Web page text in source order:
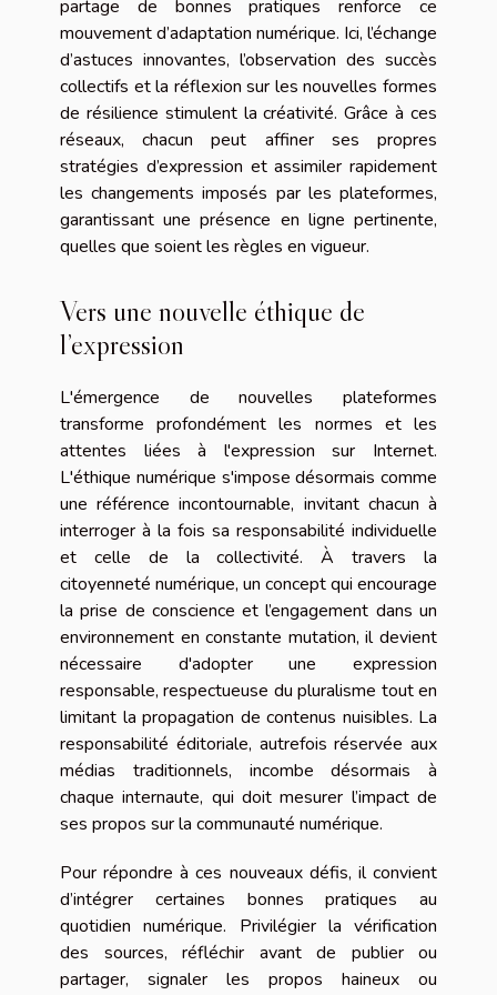
partage de bonnes pratiques renforce ce
mouvement d’adaptation numérique. Ici, l’échange
d’astuces innovantes, l’observation des succès
collectifs et la réflexion sur les nouvelles formes
de résilience stimulent la créativité. Grâce à ces
réseaux, chacun peut affiner ses propres
stratégies d’expression et assimiler rapidement
les changements imposés par les plateformes,
garantissant une présence en ligne pertinente,
quelles que soient les règles en vigueur.
Vers une nouvelle éthique de
l’expression
L'émergence de nouvelles plateformes
transforme profondément les normes et les
attentes liées à l'expression sur Internet.
L'éthique numérique s'impose désormais comme
une référence incontournable, invitant chacun à
interroger à la fois sa responsabilité individuelle
et celle de la collectivité. À travers la
citoyenneté numérique, un concept qui encourage
la prise de conscience et l’engagement dans un
environnement en constante mutation, il devient
nécessaire d'adopter une expression
responsable, respectueuse du pluralisme tout en
limitant la propagation de contenus nuisibles. La
responsabilité éditoriale, autrefois réservée aux
médias traditionnels, incombe désormais à
chaque internaute, qui doit mesurer l’impact de
ses propos sur la communauté numérique.
Pour répondre à ces nouveaux défis, il convient
d’intégrer certaines bonnes pratiques au
quotidien numérique. Privilégier la vérification
des sources, réfléchir avant de publier ou
partager, signaler les propos haineux ou